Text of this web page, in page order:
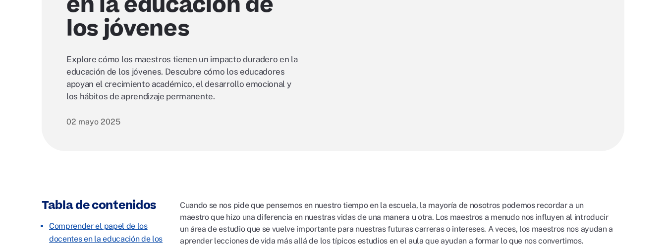
los jóvenes
Explore cómo los maestros tienen un impacto duradero en la
educación de los jóvenes. Descubre cómo los educadores
apoyan el crecimiento académico, el desarrollo emocional y
los hábitos de aprendizaje permanente.
02 mayo 2025
Tabla de contenidos
Comprender el papel de los
docentes en la educación de los
Cuando se nos pide que pensemos en nuestro tiempo en la escuela, la mayoría de nosotros podemos recordar a un
maestro que hizo una diferencia en nuestras vidas de una manera u otra. Los maestros a menudo nos influyen al introducir
un área de estudio que se vuelve importante para nuestras futuras carreras o intereses. A veces, los maestros nos ayudan a
aprender lecciones de vida más allá de los típicos estudios en el aula que ayudan a formar lo que nos convertimos.